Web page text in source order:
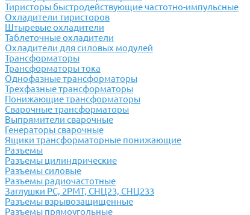
Тиристоры быстродействующие частотно-импульсные
Охладители тиристоров
Штыревые охладители
Таблеточные охладители
Охладители для силовых модулей
Трансформаторы
Трансформаторы тока
Однофазные трансформаторы
Трехфазные трансформаторы
Понижающие трансформаторы
Сварочные трансформаторы
Выпрямители сварочные
Генераторы сварочные
Ящики трансформаторные понижающие
Разъемы
Разъемы цилиндрические
Разъемы силовые
Разъемы радиочастотные
Заглушки РС, 2РМТ, СНЦ23, СНЦ233
Разъемы взрывозащищенные
Разъемы прямоугольные